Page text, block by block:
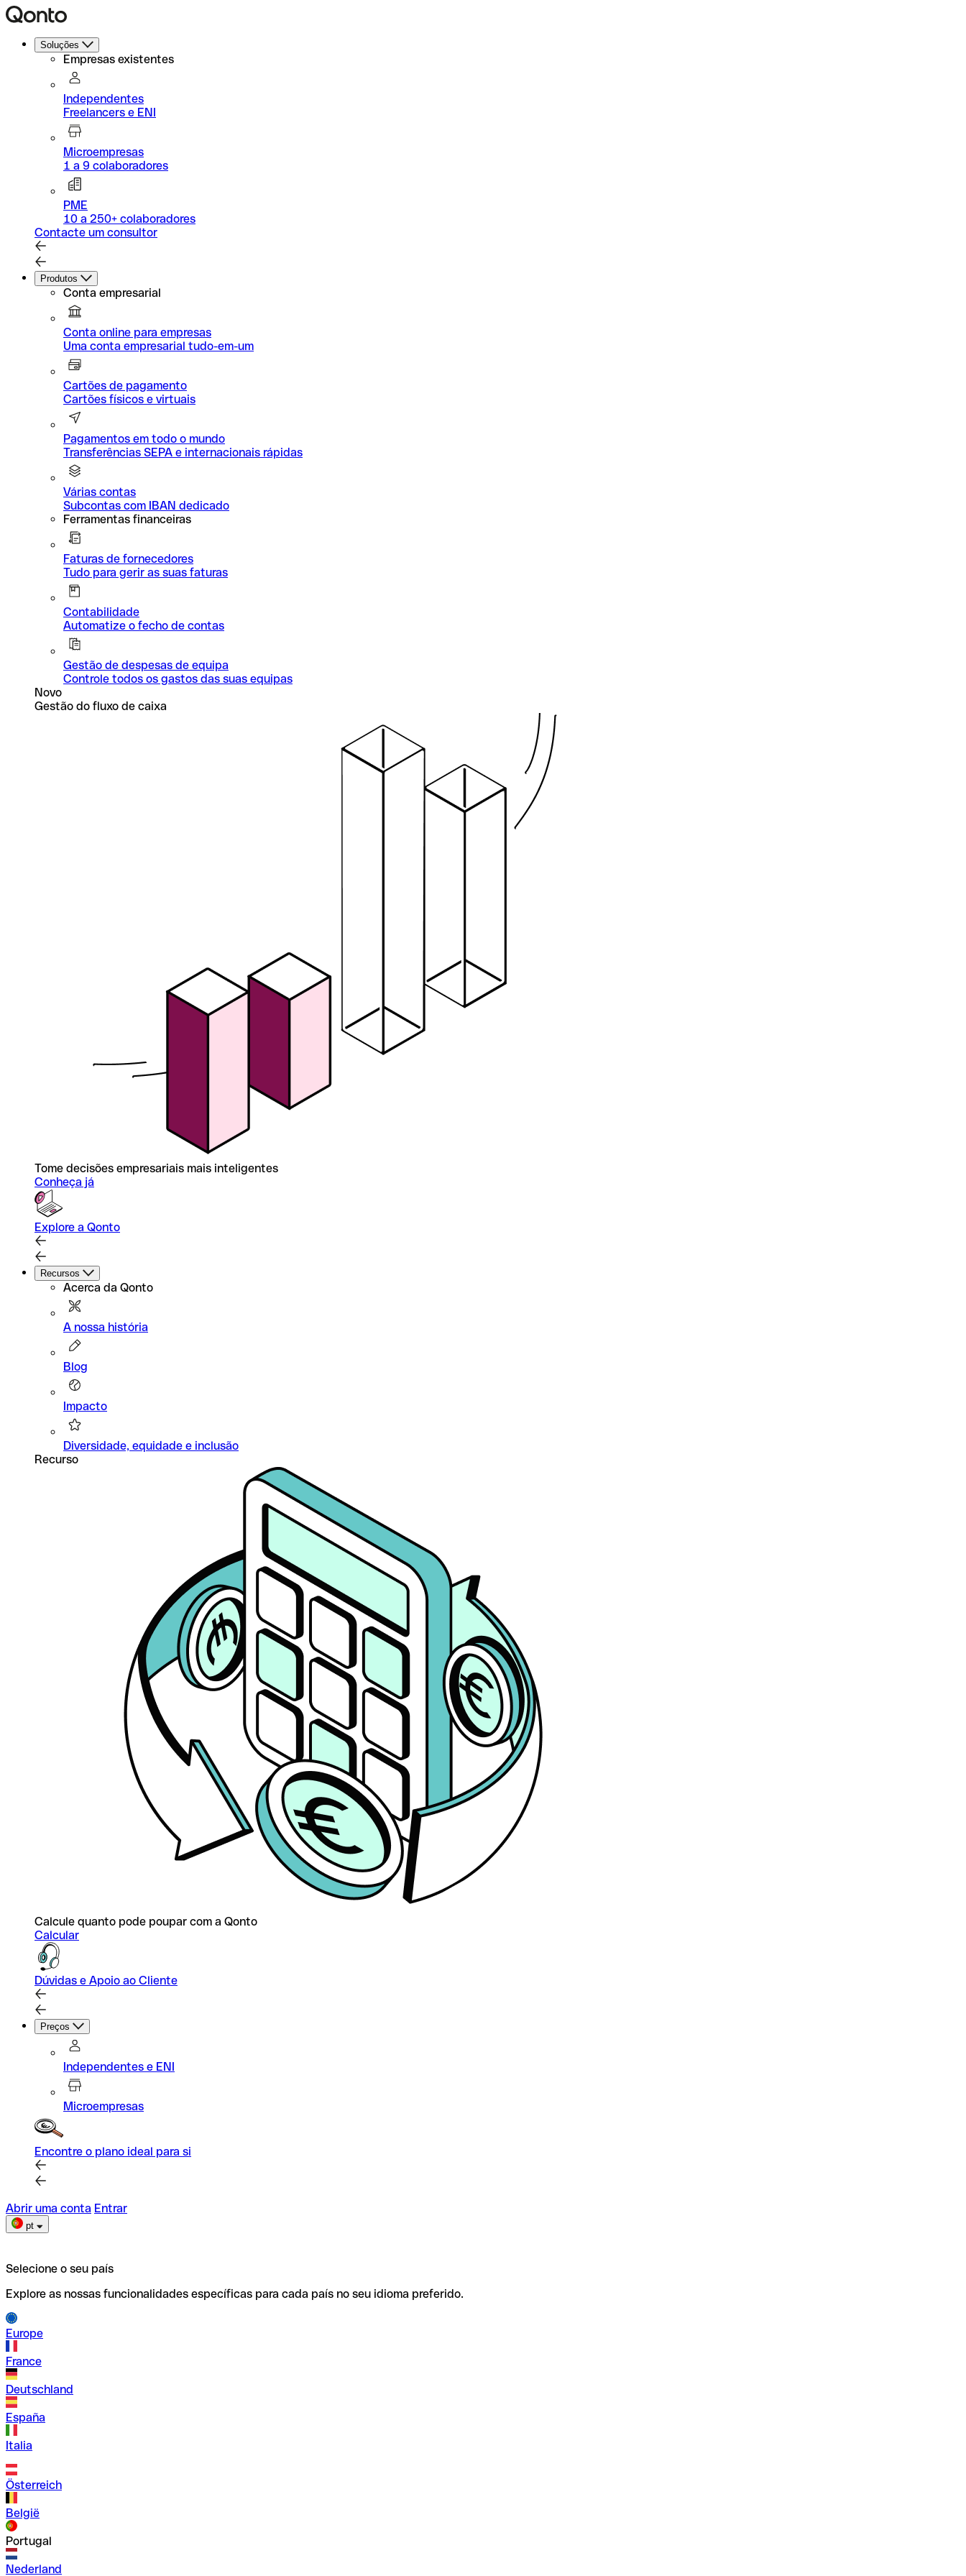
Soluções
Empresas existentes
Independentes
Freelancers e ENI
Microempresas
1 a 9 colaboradores
PME
10 a 250+ colaboradores
Contacte um consultor
Produtos
Conta empresarial
Conta online para empresas
Uma conta empresarial tudo-em-um
Cartões de pagamento
Cartões físicos e virtuais
Pagamentos em todo o mundo
Transferências SEPA e internacionais rápidas
Várias contas
Subcontas com IBAN dedicado
Ferramentas financeiras
Faturas de fornecedores
Tudo para gerir as suas faturas
Contabilidade
Automatize o fecho de contas
Gestão de despesas de equipa
Controle todos os gastos das suas equipas
Novo
Gestão do fluxo de caixa
Tome decisões empresariais mais inteligentes
Conheça já
Explore a Qonto
Recursos
Acerca da Qonto
A nossa história
Blog
Impacto
Diversidade, equidade e inclusão
Recurso
Calcule quanto pode poupar com a Qonto
Calcular
Dúvidas e Apoio ao Cliente
Preços
Independentes e ENI
Microempresas
Encontre o plano ideal para si
Abrir uma conta Entrar
pt
Selecione o seu país
Explore as nossas funcionalidades específicas para cada país no seu idioma preferido.
Europe
France
Deutschland
España
Italia
Österreich
België
Portugal
Nederland